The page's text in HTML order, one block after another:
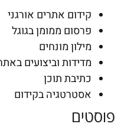
קידום אתרים אורגני
פרסום ממומן בגוגל
מילון מונחים
מדידות וביצועים
כתיבת תוכן
אסטרטגיה בקידום
פוסטים